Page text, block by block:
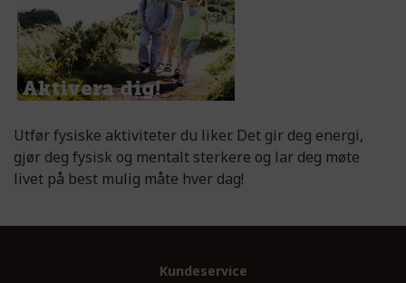
Utfør fysiske aktiviteter du liker. Det gir deg energi,
gjør deg fysisk og mentalt sterkere og lar deg møte
livet på best mulig måte hver dag!
Kundeservice